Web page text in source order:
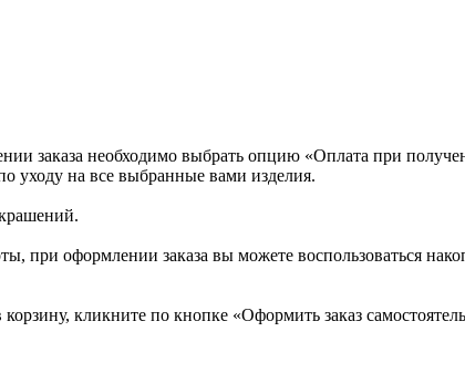
заказа необходимо выбрать опцию «Оплата при
уходу на все выбранные вами изделия.
при оформлении заказа вы можете воспользоваться
кликните по кнопке «Оформить заказ